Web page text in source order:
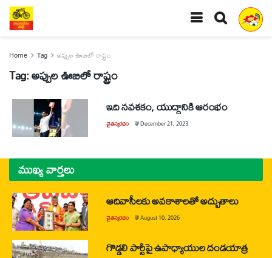
Home Tag అప్పుల ఊబిలో రాష్ట్రం
Tag:అప్పుల ఊబిలో రాష్ట్రం
ఇది నవశకం, యుద్ధానికి ఆరంభం
చైతన్యరధం @December 21, 2023
ముఖ్య వార్తలు
ఆదివాసీలకు అవకాశాలతో అద్భుతాలు
చైతన్యరధం @August 10, 2026
గొడ్డలి పార్టీపై ఉపాధ్యాయుల దండయాత్ర